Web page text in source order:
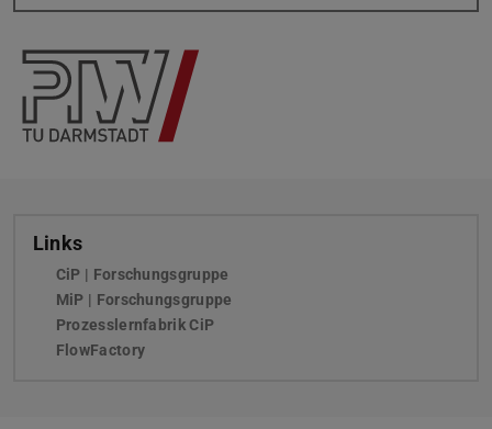
Links
CiP | Forschungsgruppe
MiP | Forschungsgruppe
Prozesslernfabrik CiP
FlowFactory